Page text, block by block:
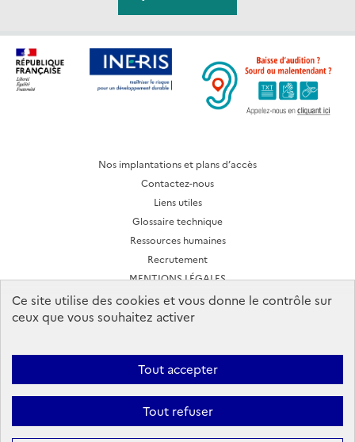
Nos implantations et plans d’accès
Contactez-nous
Liens utiles
Glossaire technique
Ressources humaines
Recrutement
MENTIONS LÉGALES
CONDITIONS D'UTILISATION
Archives des lettres d'actualité
Ineris 2026. Tous droits réservés.
Suivez-nous:
Ce site utilise des cookies et vous donne le contrôle sur
ceux que vous souhaitez activer
Tout accepter
Tout refuser